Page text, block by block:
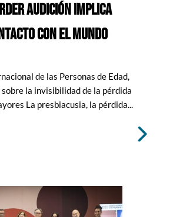
AUDICIÓN IMPLICA
CON EL MUNDO
de las Personas de Edad,
sobre la invisibilidad de la pérdida
La presbiacusia, la pérdida...